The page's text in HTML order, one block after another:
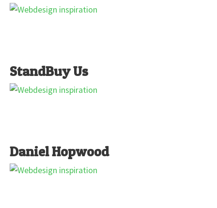
StandBuy Us
Daniel Hopwood